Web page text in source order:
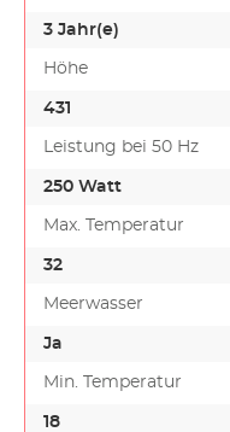
3 Jahr(e)
Höhe
431
Leistung bei 50 Hz
250 Watt
Max. Temperatur
32
Meerwasser
Ja
Min. Temperatur
18